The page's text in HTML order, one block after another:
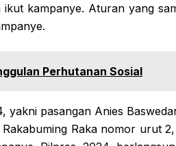
kampanye. Aturan yang
Perhutanan Sosial
yakni pasangan Anies
Raka nomor urut